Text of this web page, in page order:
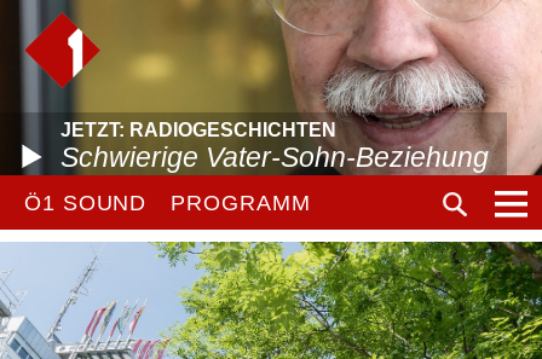
JETZT: RADIOGESCHICHTEN
Schwierige Vater-Sohn-Beziehung
Ö1 SOUND PROGRAMM